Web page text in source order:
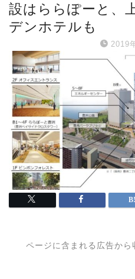
設はららぽーと、
デンホテルも
2019
ページに含まれる広告か